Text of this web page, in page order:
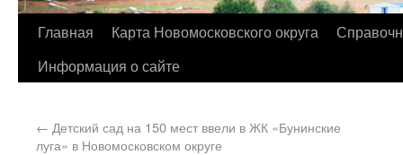
Главная Карта Новомосковского округа
Информация о сайте
← Детский сад на 150 мест ввели в ЖК «Бунинские
луга» в Новомосковском округе